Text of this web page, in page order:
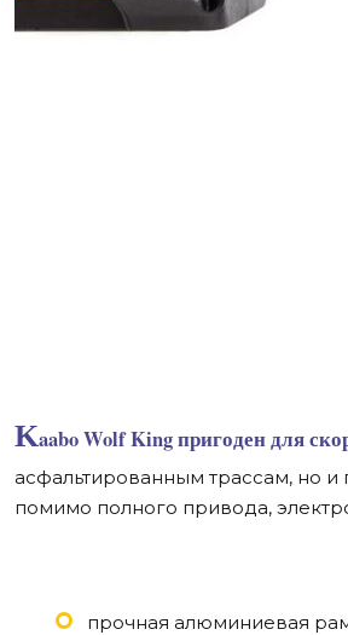
Kaabo Wolf King пригоден для
асфальтированным трассам, но и
помимо полного привода,
прочная алюминиевая